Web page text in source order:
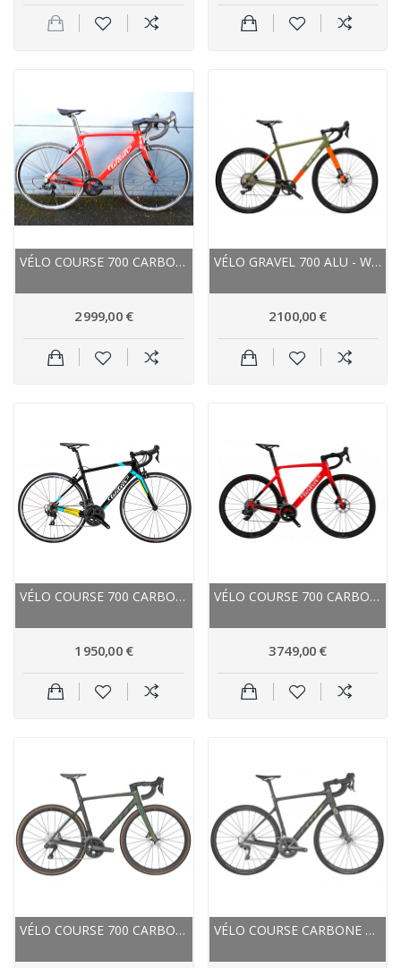
VÉLO COURSE 700 CARBON - WILIER 2021 CENTO 10...
2 999,00 €
VÉLO GRAVEL 700 ALU - WILIER 2023 JAREEN GRX...
2 100,00 €
VÉLO COURSE 700 CARBON - WILIER 2021 GTR TEAM...
1 950,00 €
VÉLO COURSE 700 CARBON - WILIER 2021 CENTO10 SL...
3 749,00 €
VÉLO COURSE 700 CARBONE - SCOTT 2022 ADDICT RC... VÉLO COURSE CARBONE 700 - SCOTT ADDICT 20...